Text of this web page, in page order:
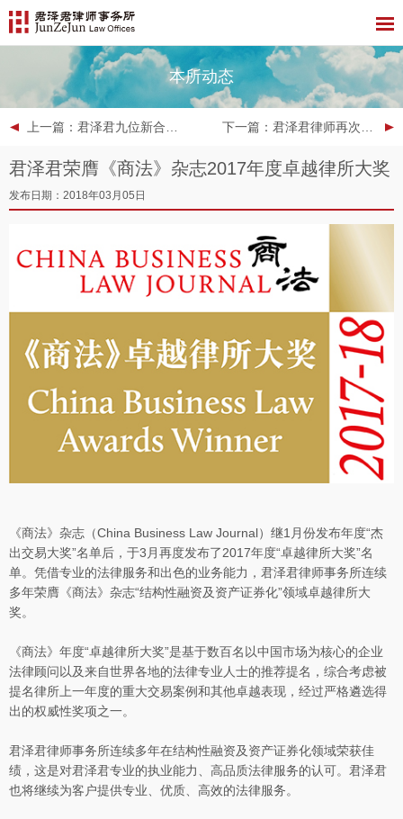
本所动态
上一篇 ：君泽君九位新合伙人晋升公告 下一篇 ：君泽君律师再次荣获钱伯斯全球法律概览一等律师推荐
君泽君荣膺《商法》杂志2017年度卓越律所大奖
发布日期：2018年03月05日
《商法》杂志（China Business Law Journal）继1月份发布年度“杰
出交易大奖”名单后，于3月再度发布了2017年度“卓越律所大奖”名
单。凭借专业的法律服务和出色的业务能力，君泽君律师事务所连续
多年荣膺《商法》杂志“结构性融资及资产证券化”领域卓越律所大
奖。
《商法》年度“卓越律所大奖”是基于数百名以中国市场为核心的企业
法律顾问以及来自世界各地的法律专业人士的推荐提名，综合考虑被
提名律所上一年度的重大交易案例和其他卓越表现，经过严格遴选得
出的权威性奖项之一。
君泽君律师事务所连续多年在结构性融资及资产证券化领域荣获佳
绩，这是对君泽君专业的执业能力、高品质法律服务的认可。君泽君
也将继续为客户提供专业、优质、高效的法律服务。